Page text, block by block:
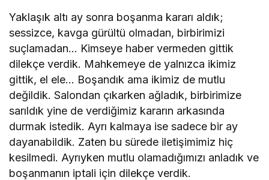
Yaklaşık altı ay sonra boşanma kararı aldık;
sessizce, kavga gürültü olmadan, birbirimizi
suçlamadan… Kimseye haber vermeden gittik
dilekçe verdik. Mahkemeye de yalnızca ikimiz
gittik, el ele… Boşandık ama ikimiz de mutlu
değildik. Salondan çıkarken ağladık, birbirimize
sarıldık yine de verdiğimiz kararın arkasında
durmak istedik. Ayrı kalmaya ise sadece bir ay
dayanabildik. Zaten bu sürede iletişimimiz hiç
kesilmedi. Ayrıyken mutlu olamadığımızı anladık ve
boşanmanın iptali için dilekçe verdik.